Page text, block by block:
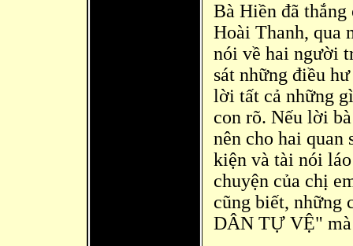
Bà Hiền đã
Hoài Thanh, qua
nói về hai người
sát những điều
lời tất cả những
con rõ. Nếu lời
nên cho hai
kiện và tài nói
chuyện của chị
cũng biết, những
DÂN TỰ VỆ"